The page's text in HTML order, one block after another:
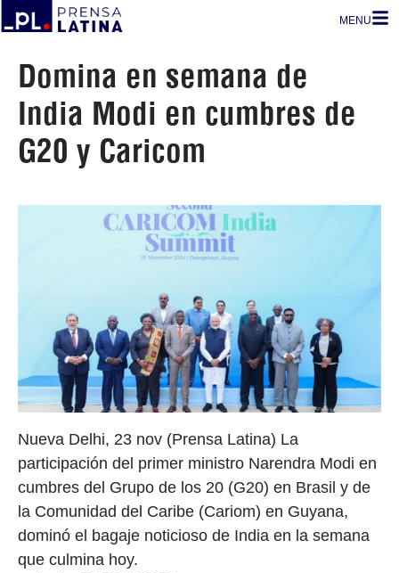
MENU
Domina en semana de
India Modi en cumbres de
G20 y Caricom
Nueva Delhi, 23 nov (Prensa Latina) La
participación del primer ministro Narendra Modi en
cumbres del Grupo de los 20 (G20) en Brasil y de
la Comunidad del Caribe (Cariom) en Guyana,
dominó el bagaje noticioso de India en la semana
que culmina hoy.